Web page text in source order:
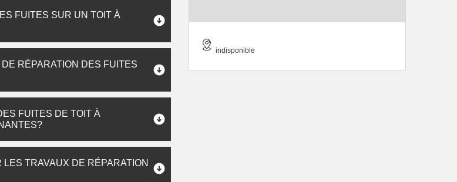
FUITES SUR UN TOIT À
RÉPARATION DES FUITES
FUITES DE TOIT À
TRAVAUX DE RÉPARATION
indisponible